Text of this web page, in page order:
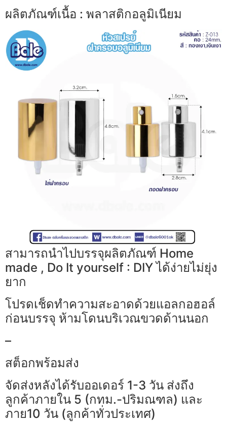
ผลิตภัณฑ์เนื้อ : พลาสติกอลูมิเนียม
สามารถนำไปบรรจุผลิตภัณฑ์ Home
made , Do It yourself : DIY ได้ง่ายไม่ยุ่ง
ยาก
โปรดเช็ดทำความสะอาดด้วยแอลกอฮอล์
ก่อนบรรจุ ห้ามโดนบริเวณขวดด้านนอก
–
สต็อกพร้อมส่ง
จัดส่งหลังได้รับออเดอร์ 1-3 วัน ส่งถึง
ลูกค้าภายใน 5 (กทม.-ปริมณฑล) และ
ภาย10 วัน (ลูกค้าทั่วประเทศ)